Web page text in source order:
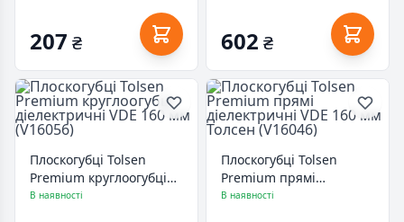
207 ₴ 602 ₴
Плоскогубці Tolsen
Premium круглоогубці
діелектричні VDE 160
В наявності
Плоскогубці Tolsen
Premium прямі
діелектричні VDE 160
В наявності